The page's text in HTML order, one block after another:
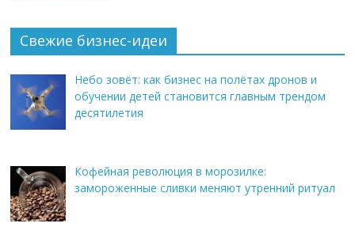
Свежие бизнес-идеи
Небо зовёт: как бизнес на полётах дронов и
обучении детей становится главным трендом
десятилетия
Кофейная революция в морозилке:
замороженные сливки меняют утренний ритуал